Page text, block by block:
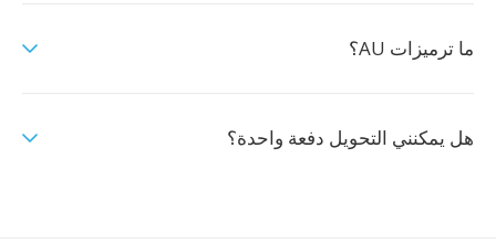
ما ترميزات AU؟
هل يمكنني التحويل دفعة واحدة؟